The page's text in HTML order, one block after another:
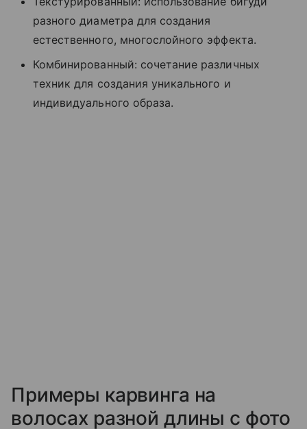
разного диаметра для создания
естественного, многослойного эффекта.
Комбинированный: сочетание различных
техник для создания уникального и
индивидуального образа.
Примеры карвинга на
волосах разной длины с фото